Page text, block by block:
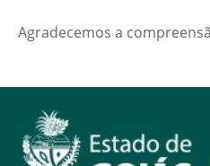
Agradecemos a